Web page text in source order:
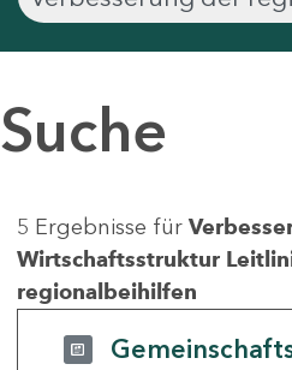
Suche
5 Ergebnisse für
Wirtschaftsstruktur
regionalbeihilfen